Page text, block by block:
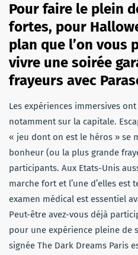
Pour faire le plein
fortes, pour
plan que l’on vous
vivre une soirée
frayeurs avec
Les expériences immersives
notamment sur la capitale.
« jeu dont on est le héros » se
bonheur (ou la plus grande
participants. Aux Etats-Unis
marche fort et l’une d’elles est
examen médical est essentiel
Peut-être avez-vous déjà
pour une expérience pleine de
signée The Dark Dreams Paris